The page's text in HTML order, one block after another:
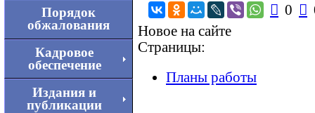
Порядок
обжалования
Кадровое
обеспечение
Издания и
публикации
 0 
Новое на сайте
Страницы:
Планы работы